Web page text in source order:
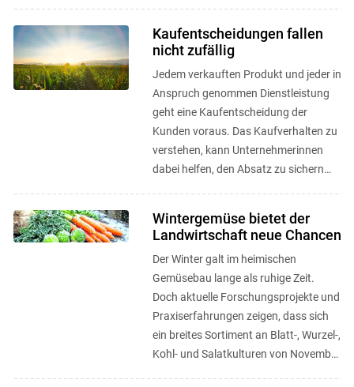
Kaufentscheidungen fallen
nicht zufällig
Jedem verkauften Produkt und jeder in
Anspruch genommen Dienstleistung
geht eine Kaufentscheidung der
Kunden voraus. Das Kaufverhalten zu
verstehen, kann Unternehmerinnen
dabei helfen, den Absatz zu sichern
Wintergemüse bietet der
Landwirtschaft neue Chancen
Der Winter galt im heimischen
Gemüsebau lange als ruhige Zeit.
Doch aktuelle Forschungsprojekte und
Praxiserfahrungen zeigen, dass sich
ein breites Sortiment an Blatt-, Wurzel-,
Kohl- und Salatkulturen von November